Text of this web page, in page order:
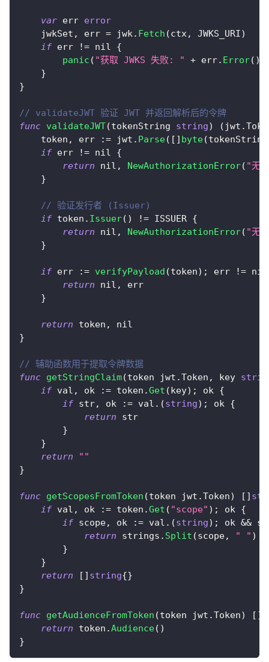
var err error
    jwkSet
, err = jwk . Fetch (ctx , JWKS_URI)
if err != nil
{
panic ( "获取 JWKS 失败: " + err. Error( )
}
}
// validateJWT 验证 JWT 并返回解析后的令牌
func validateJWT(tokenString string) ( jwt .
    token
, err := jwt . Parse( [ ] byte(tokenString
if err != nil
{
return
nil , NewAuthorizationError( "无
}
// 验证发行者 (Issuer)
if token . Issuer( ) != ISSUER {
return
nil , NewAuthorizationError( "无
}
if err := verifyPayload (token) ; err != nil
return
nil ,
err
}
return token ,
nil
}
// 辅助函数用于提取令牌数据
func getStringClaim(token jwt .Token , key
if val , ok := token .Get (key) ; ok {
if str, ok := val . (string) ; ok {
return str
}
}
return
""
}
func getScopesFromToken (token jwt .Token) [ ]
if val , ok := token .Get ( "scope" ) ; ok {
if scope, ok := val . (string) ; ok &&
return strings . Split (scope, " " )
}
}
return
[ ] string{}
}
func getAudienceFromToken (token jwt .Token) [ ]
return token .Audience( )
}